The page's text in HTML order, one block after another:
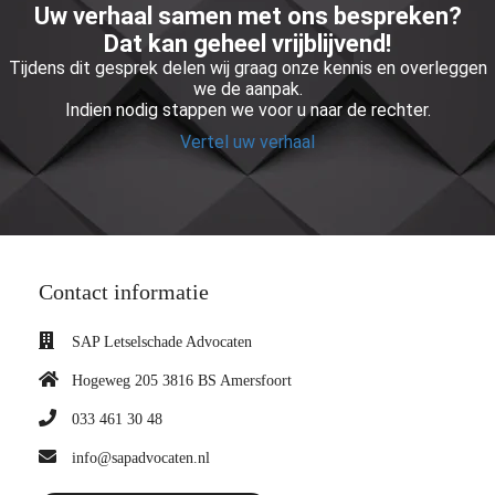
Uw verhaal samen met ons bespreken?
Dat kan geheel vrijblijvend!
Tijdens dit gesprek delen wij graag onze kennis en overleggen
we de aanpak.
Indien nodig stappen we voor u naar de rechter.
Vertel uw verhaal
Contact informatie
SAP Letselschade Advocaten
Hogeweg 205 3816 BS Amersfoort
033 461 30 48
info@sapadvocaten.nl